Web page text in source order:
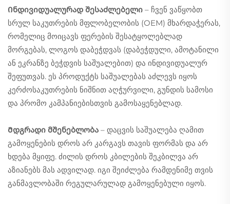
Ინდივიდუალურად შესაძლებელი – ჩვენ ვაწყობთ
სრულ საკუთრების მფლობელობის (OEM) მხარდაჭერას,
რომელიც მოიცავს ფერების შესატყოლებლად
მორგებას, ლოგოს დაბეჭდვას (დაბეჭდული, ამოტანილი
ან ეკრანზე ბეჭდვის საშუალებით) და ინდივიდუალურ
შეფუთვას. ეს პროდუქტს საშუალებას აძლევს იყოს
კერძოსაკუთრების ნიშნით აღჭურვილი, გუნდის სამოსი
და პრომო კამპანიებისთვის გამოსაყენებლად.
Მდგრადი მშენებლობა – დაცვის საშუალება ღამით
გამოყენების დროს არ კარგავს თავის ფორმას და არ
ხდება მყიფე. ძილის დროს კბილების შეკბილვა არ
აზიანებს მას ადვილად. იგი შეიძლება რამდენიმე თვის
განმავლობაში რეგულარულად გამოყენებული იყოს.